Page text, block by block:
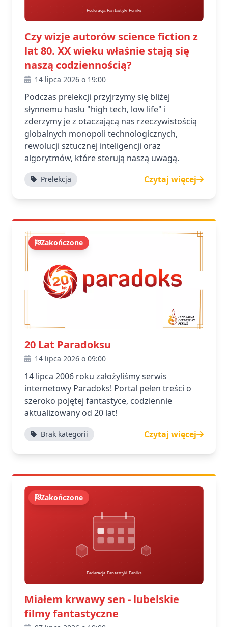
Czy wizje autorów science fiction z
lat 80. XX wieku właśnie stają się
naszą codziennością?
14 lipca 2026 o 19:00
Podczas prelekcji przyjrzymy się bliżej
słynnemu hasłu "high tech, low life" i
zderzymy je z otaczającą nas rzeczywistością
globalnych monopoli technologicznych,
rewolucji sztucznej inteligencji oraz
algorytmów, które sterują naszą uwagą.
Prelekcja Czytaj więcej
Zakończone
20 Lat Paradoksu
14 lipca 2026 o 09:00
14 lipca 2006 roku założyliśmy serwis
internetowy Paradoks! Portal pełen treści o
szeroko pojętej fantastyce, codziennie
aktualizowany od 20 lat!
Brak kategorii Czytaj więcej
Zakończone
Miałem krwawy sen - lubelskie
filmy fantastyczne